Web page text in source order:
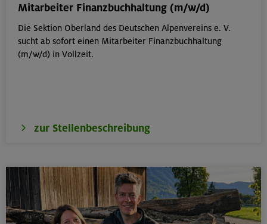
Mitarbeiter Finanzbuchhaltung (m/w/d)
Die Sektion Oberland des Deutschen Alpenvereins e. V.
sucht ab sofort einen Mitarbeiter Finanzbuchhaltung
(m/w/d) in Vollzeit.
zur Stellenbeschreibung